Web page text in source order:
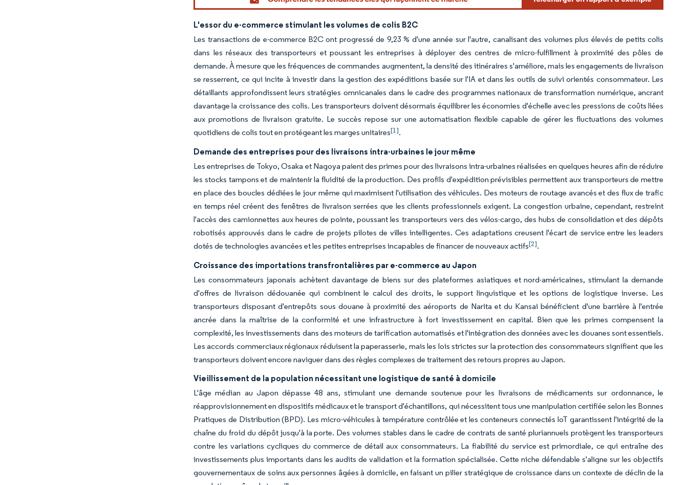
L'essor du e-commerce stimulant les volumes de colis B2C
Les transactions de e-commerce B2C ont progressé de 9,23 % d'une année sur l'autre, canalisant des volumes plus élevés de petits colis
dans les réseaux des transporteurs et poussant les entreprises à déployer des centres de micro-fulfillment à proximité des pôles de
demande. À mesure que les fréquences de commandes augmentent, la densité des itinéraires s'améliore, mais les engagements de livraison
se resserrent, ce qui incite à investir dans la gestion des expéditions basée sur l'IA et dans les outils de suivi orientés consommateur. Les
détaillants approfondissent leurs stratégies omnicanales dans le cadre des programmes nationaux de transformation numérique, ancrant
davantage la croissance des colis. Les transporteurs doivent désormais équilibrer les économies d'échelle avec les pressions de coûts liées
aux promotions de livraison gratuite. Le succès repose sur une automatisation flexible capable de gérer les fluctuations des volumes
quotidiens de colis tout en protégeant les marges unitaires[1].
Demande des entreprises pour des livraisons intra-urbaines le jour même
Les entreprises de Tokyo, Osaka et Nagoya paient des primes pour des livraisons intra-urbaines réalisées en quelques heures afin de réduire
les stocks tampons et de maintenir la fluidité de la production. Des profils d'expédition prévisibles permettent aux transporteurs de mettre
en place des boucles dédiées le jour même qui maximisent l'utilisation des véhicules. Des moteurs de routage avancés et des flux de trafic
en temps réel créent des fenêtres de livraison serrées que les clients professionnels exigent. La congestion urbaine, cependant, restreint
l'accès des camionnettes aux heures de pointe, poussant les transporteurs vers des vélos-cargo, des hubs de consolidation et des dépôts
robotisés approuvés dans le cadre de projets pilotes de villes intelligentes. Ces adaptations creusent l'écart de service entre les leaders
dotés de technologies avancées et les petites entreprises incapables de financer de nouveaux actifs[2].
Croissance des importations transfrontalières par e-commerce au Japon
Les consommateurs japonais achètent davantage de biens sur des plateformes asiatiques et nord-américaines, stimulant la demande
d'offres de livraison dédouanée qui combinent le calcul des droits, le support linguistique et les options de logistique inverse. Les
transporteurs disposant d'entrepôts sous douane à proximité des aéroports de Narita et du Kansai bénéficient d'une barrière à l'entrée
ancrée dans la maîtrise de la conformité et une infrastructure à fort investissement en capital. Bien que les primes compensent la
complexité, les investissements dans des moteurs de tarification automatisés et l'intégration des données avec les douanes sont essentiels.
Les accords commerciaux régionaux réduisent la paperasserie, mais les lois strictes sur la protection des consommateurs signifient que les
transporteurs doivent encore naviguer dans des règles complexes de traitement des retours propres au Japon.
Vieillissement de la population nécessitant une logistique de santé à domicile
L'âge médian au Japon dépasse 48 ans, stimulant une demande soutenue pour les livraisons de médicaments sur ordonnance, le
réapprovisionnement en dispositifs médicaux et le transport d'échantillons, qui nécessitent tous une manipulation certifiée selon les Bonnes
Pratiques de Distribution (BPD). Les micro-véhicules à température contrôlée et les conteneurs connectés IoT garantissent l'intégrité de la
chaîne du froid du dépôt jusqu'à la porte. Des volumes stables dans le cadre de contrats de santé pluriannuels protègent les transporteurs
contre les variations cycliques du commerce de détail aux consommateurs. La fiabilité du service est primordiale, ce qui entraîne des
investissements plus importants dans les audits de validation et la formation spécialisée. Cette niche défendable s'aligne sur les objectifs
gouvernementaux de soins aux personnes âgées à domicile, en faisant un pilier stratégique de croissance dans un contexte de déclin de la